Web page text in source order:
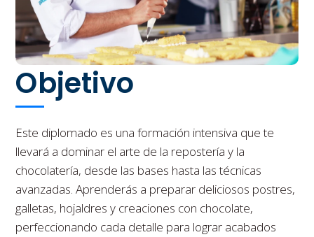
Objetivo
Este diplomado es una formación intensiva que te
llevará a dominar el arte de la repostería y la
chocolatería, desde las bases hasta las técnicas
avanzadas. Aprenderás a preparar deliciosos postres,
galletas, hojaldres y creaciones con chocolate,
perfeccionando cada detalle para lograr acabados